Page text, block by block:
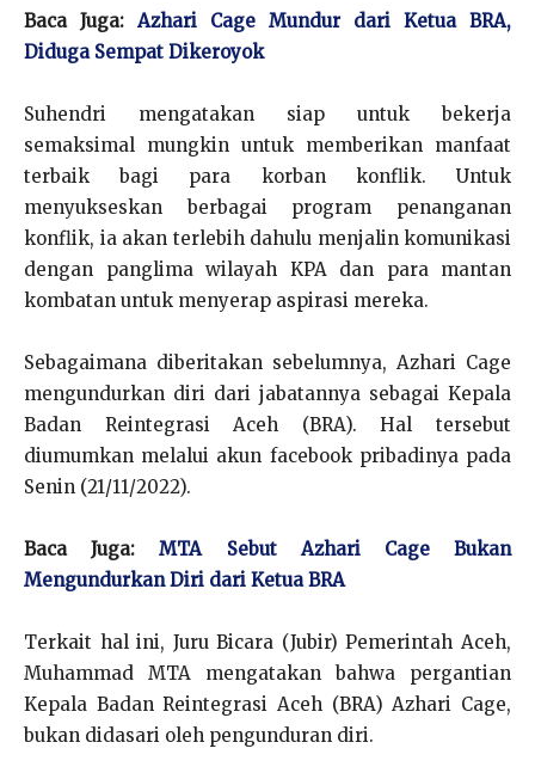
Baca Juga:Azhari Cage Mundur dari Ketua BRA,
Diduga Sempat Dikeroyok
Suhendri mengatakan siap untuk bekerja
semaksimal mungkin untuk memberikan manfaat
terbaik bagi para korban konflik. Untuk
menyukseskan berbagai program penanganan
konflik, ia akan terlebih dahulu menjalin komunikasi
dengan panglima wilayah KPA dan para mantan
kombatan untuk menyerap aspirasi mereka.
Sebagaimana diberitakan sebelumnya, Azhari Cage
mengundurkan diri dari jabatannya sebagai Kepala
Badan Reintegrasi Aceh (BRA). Hal tersebut
diumumkan melalui akun facebook pribadinya pada
Senin (21/11/2022).
Baca Juga:MTA Sebut Azhari Cage Bukan
Mengundurkan Diri dari Ketua BRA
Terkait hal ini, Juru Bicara (Jubir) Pemerintah Aceh,
Muhammad MTA mengatakan bahwa pergantian
Kepala Badan Reintegrasi Aceh (BRA) Azhari Cage,
bukan didasari oleh pengunduran diri.